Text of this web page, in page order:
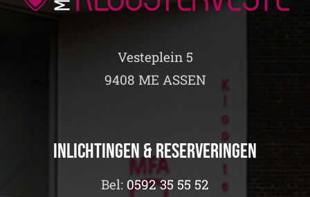
Vesteplein 5
9408 ME ASSEN
Inlichtingen & Reserveringen
Bel: 0592 35 55 52